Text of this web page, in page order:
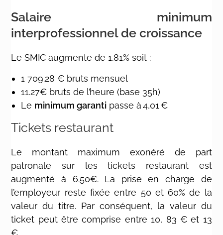
Salaire minimum
interprofessionnel de croissance
Le SMIC augmente de 1.81% soit :
1 709.28 € bruts mensuel
11.27€ bruts de l’heure (base 35h)
Le minimum garanti passe à 4,01 €
Tickets restaurant
Le montant maximum exonéré de part
patronale sur les tickets restaurant est
augmenté à 6.50€. La prise en charge de
l’employeur reste fixée entre 50 et 60% de la
valeur du titre. Par conséquent, la valeur du
ticket peut être comprise entre 10, 83 € et 13
€.